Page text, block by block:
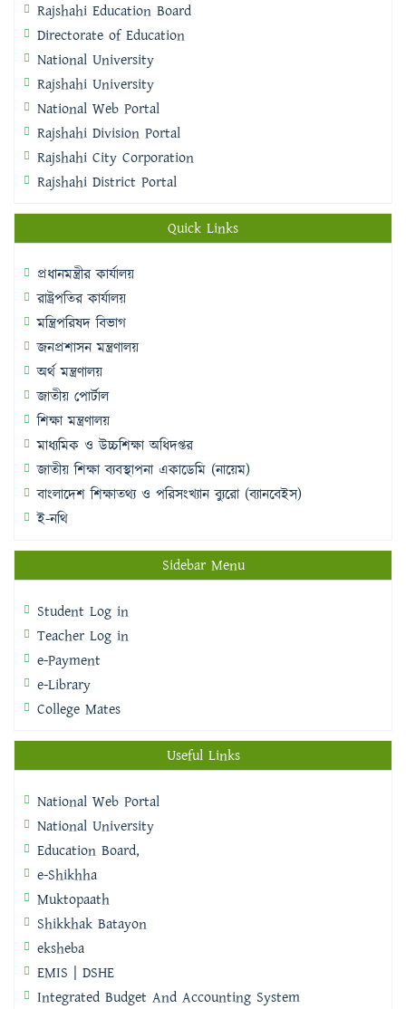
Rajshahi Education Board
Directorate of Education
National University
Rajshahi University
National Web Portal
Rajshahi Division Portal
Rajshahi City Corporation
Rajshahi District Portal
Quick Links
প্রধানমন্ত্রীর কার্যালয়
রাষ্ট্রপতির কার্যালয়
মন্ত্রিপরিষদ বিভাগ
জনপ্রশাসন মন্ত্রণালয়
অর্থ মন্ত্রণালয়
জাতীয় পোর্টাল
শিক্ষা মন্ত্রণালয়
মাধ্যমিক ও উচ্চশিক্ষা অধিদপ্তর
জাতীয় শিক্ষা ব্যবস্থাপনা একাডেমি (নায়েম)
বাংলাদেশ শিক্ষাতথ্য ও পরিসংখ্যান ব্যুরো (ব্যানবেইস)
ই-নথি
Sidebar Menu
Student Log in
Teacher Log in
e-Payment
e-Library
College Mates
Useful Links
National Web Portal
National University
Education Board,
e-Shikhha
Muktopaath
Shikkhak Batayon
eksheba
EMIS | DSHE
Integrated Budget And Accounting System